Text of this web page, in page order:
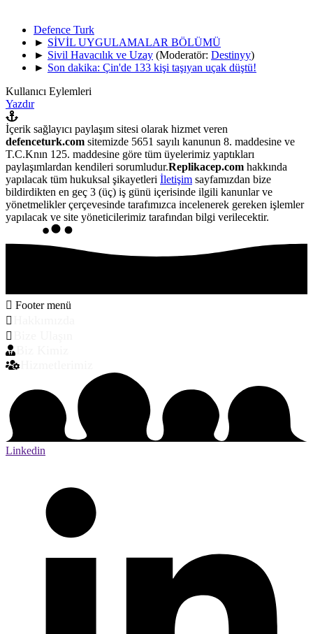
Defence Turk
► SİVİL UYGULAMALAR BÖLÜMÜ
► Sivil Havacılık ve Uzay (Moderatör: Destinyy)
► Son dakika: Çin'de 133 kişi taşıyan uçak düştü!
Kullanıcı Eylemleri
Yazdır
İçerik sağlayıcı paylaşım sitesi olarak hizmet veren
defenceturk.com sitemizde 5651 sayılı kanunun 8. maddesine ve
T.C.Knın 125. maddesine göre tüm üyelerimiz yaptıkları
paylaşımlardan kendileri sorumludur.Replikacep.com hakkında
yapılacak tüm hukuksal şikayetleri İletişim sayfamızdan bize
bildirdikten en geç 3 (üç) iş günü içerisinde ilgili kanunlar ve
yönetmelikler çerçevesinde tarafımızca incelenerek gereken işlemler
yapılacak ve site yöneticilerimiz tarafından bilgi verilecektir.
Footer menü
Linkedin